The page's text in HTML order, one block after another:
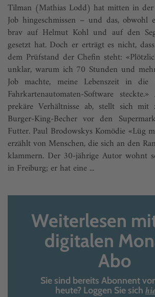
Tilman (Mathias Lodd) hat mitten in der
Job hingeschmissen – und das, obwohl
brav auf Helmut Kohl und auf den
gesetzt hat. Doch er erträgt es nicht,
dem Prüfstand der Chefin steht:
unklar, warum ich 70 Stunden und
Job machte, meine Lebenszeit in die
Fahrkartenautomaten-Software
prekäre Verhältnisse ab, stellt sich
Burger-King-Becher vor den
Futter. Paul Brodowskys Komödie «Lüg
erzählt von Menschen, die sich an den
klammern. Der 30-jährige Autor wohnt
in Freiburg; er hat eine ...
Weiterlesen
digitalen
Abo
Sie sind bereits Abonnent
heute? Loggen Sie sich